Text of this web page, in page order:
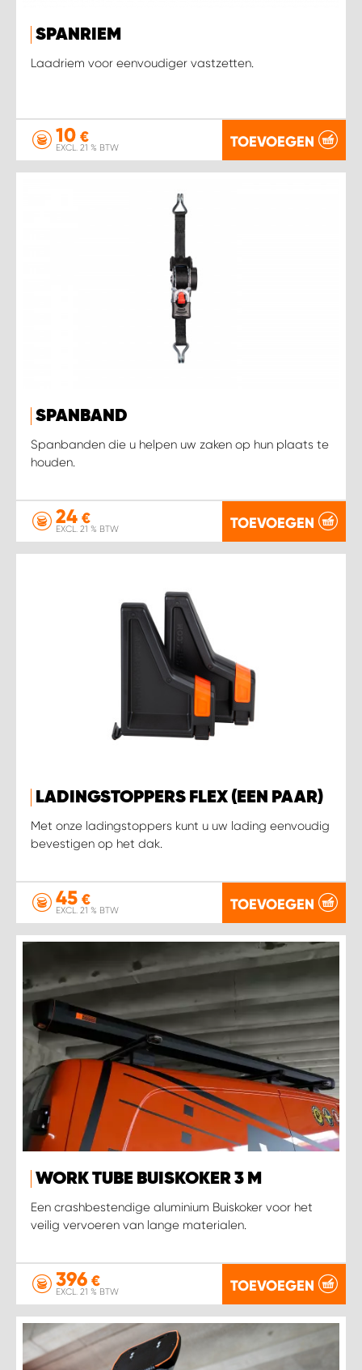
SPANRIEM
Laadriem voor eenvoudiger vastzetten.
10 €
EXCL. 21 % BTW TOEVOEGEN
SPANBAND
Spanbanden die u helpen uw zaken op hun plaats te
houden.
24 €
EXCL. 21 % BTW TOEVOEGEN
LADINGSTOPPERS FLEX (EEN PAAR)
Met onze ladingstoppers kunt u uw lading eenvoudig
bevestigen op het dak.
45 €
EXCL. 21 % BTW TOEVOEGEN
WORK TUBE BUISKOKER 3 M
Een crashbestendige aluminium Buiskoker voor het
veilig vervoeren van lange materialen.
396 €
EXCL. 21 % BTW TOEVOEGEN